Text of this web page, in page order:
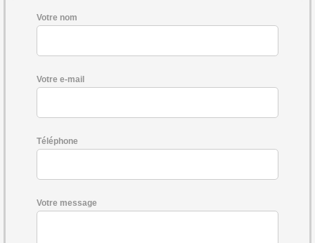
Votre nom
Votre e-mail
Téléphone
Votre message